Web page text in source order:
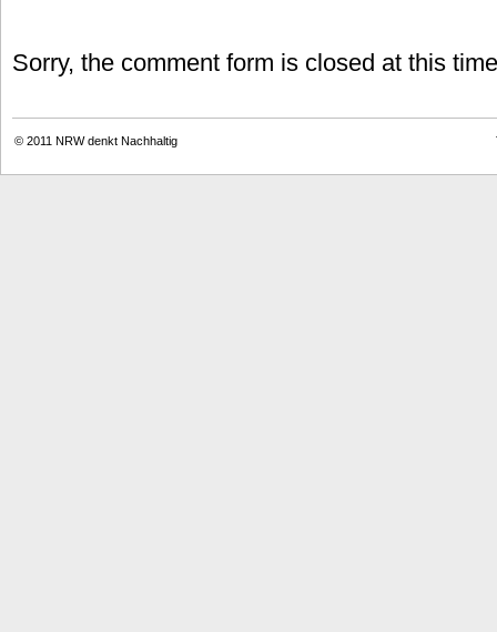
Sorry, the comment form is closed at this
© 2011 NRW denkt Nachhaltig